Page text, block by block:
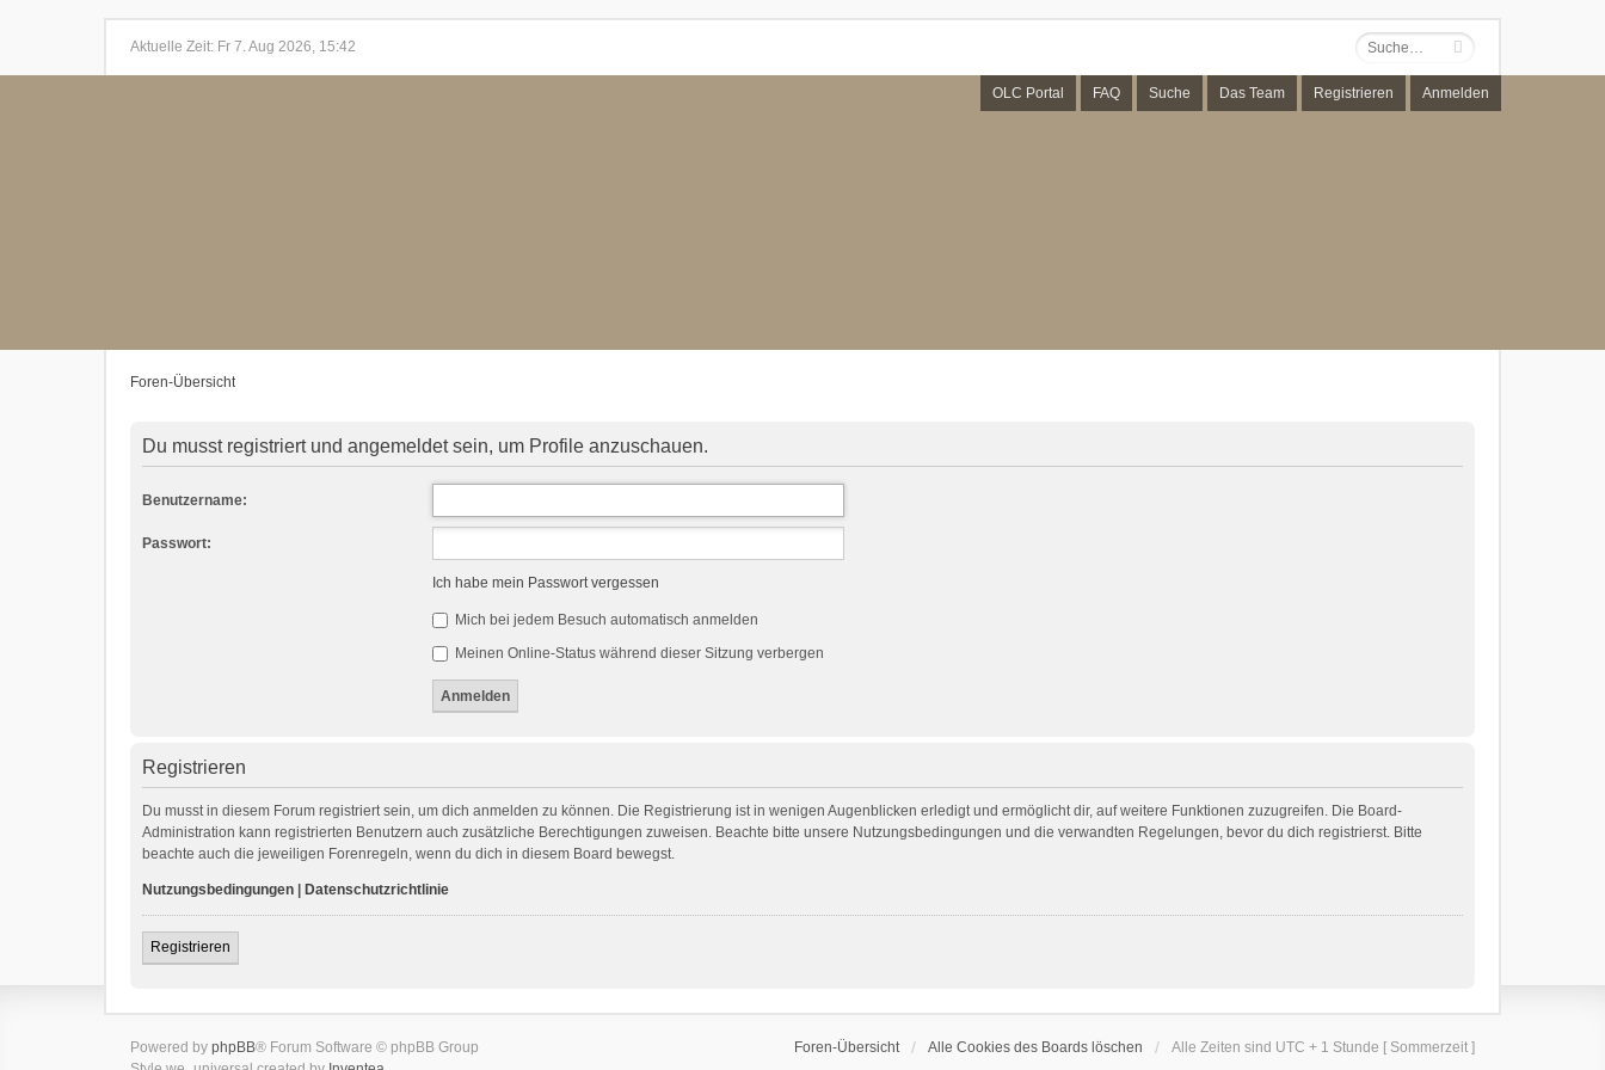
Aktuelle Zeit: Fr 7. Aug 2026, 15:42
OLC Portal FAQ Suche Das Team Registrieren Anmelden
Foren-Übersicht
Du musst registriert und angemeldet sein, um Profile anzuschauen.
Benutzername:
Passwort:
Ich habe mein Passwort vergessen
Mich bei jedem Besuch automatisch anmelden
Meinen Online-Status während dieser Sitzung verbergen
Registrieren
Du musst in diesem Forum registriert sein, um dich anmelden zu können. Die Registrierung ist in wenigen Augenblicken erledigt und ermöglicht dir, auf weitere Funktionen zuzugreifen. Die Board-
Administration kann registrierten Benutzern auch zusätzliche Berechtigungen zuweisen. Beachte bitte unsere Nutzungsbedingungen und die verwandten Regelungen, bevor du dich registrierst. Bitte
beachte auch die jeweiligen Forenregeln, wenn du dich in diesem Board bewegst.
Nutzungsbedingungen Datenschutzrichtlinie
Registrieren
Foren-Übersicht Alle Cookies des Boards löschen Alle Zeiten sind UTC + 1 Stunde [ Sommerzeit ]
Powered by phpBB® Forum Software © phpBB Group